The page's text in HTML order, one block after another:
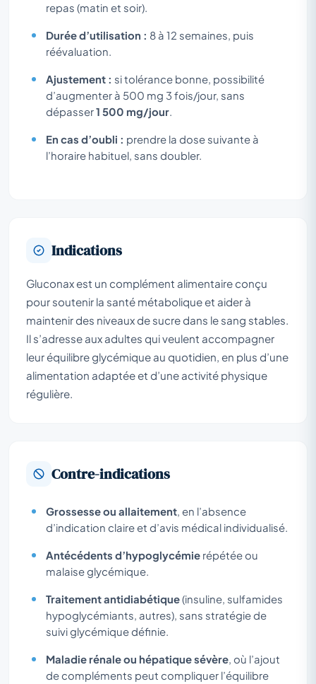
repas (matin et soir).
Durée d’utilisation : 8 à 12 semaines, puis
réévaluation.
Ajustement : si tolérance bonne, possibilité
d’augmenter à 500 mg 3 fois/jour, sans
dépasser1 500 mg/jour
En cas d’oubli : prendre la dose suivante à
l’horaire habituel, sans doubler.
Indications
Gluconax est un complément alimentaire conçu
pour soutenir la santé métabolique et aider à
maintenir des niveaux de sucre dans le sang stables.
Il s’adresse aux adultes qui veulent accompagner
leur équilibre glycémique au quotidien, en plus d’une
alimentation adaptée et d’une activité physique
régulière.
Contre-indications
Grossesse ou allaitement , en l’absence
d’indication claire et d’avis médical individualisé.
Antécédents d’hypoglycémie répétée ou
malaise glycémique.
Traitement antidiabétique(insuline, sulfamides
hypoglycémiants, autres), sans stratégie de
suivi glycémique définie.
Maladie rénale ou hépatique sévère , où l’ajout
de compléments peut compliquer l’équilibre